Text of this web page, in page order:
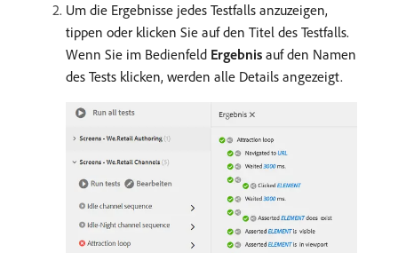
Um die Ergebnisse jedes Testfalls anzuzeigen,
tippen oder klicken Sie auf den Titel des Testfalls.
Wenn Sie im Bedienfeld Ergebnis auf den Namen
des Tests klicken, werden alle Details angezeigt.